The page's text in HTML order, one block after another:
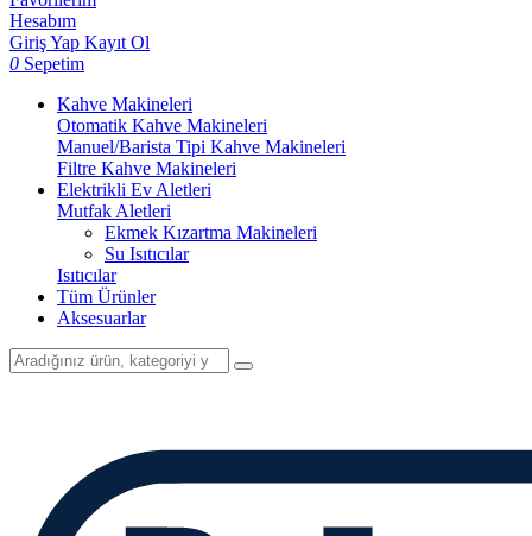
Hesabım
Giriş Yap Kayıt Ol
0 Sepetim
Kahve Makineleri
Otomatik Kahve Makineleri
Manuel/Barista Tipi Kahve Makineleri
Filtre Kahve Makineleri
Elektrikli Ev Aletleri
Mutfak Aletleri
Ekmek Kızartma Makineleri
Su Isıtıcılar
Isıtıcılar
Tüm Ürünler
Aksesuarlar